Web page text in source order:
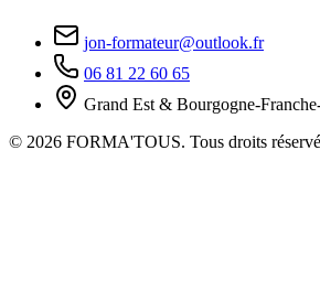
jon-formateur@outlook.fr
06 81 22 60 65
Grand Est & Bourgogne-
© 2026 FORMA'TOUS. Tous droits